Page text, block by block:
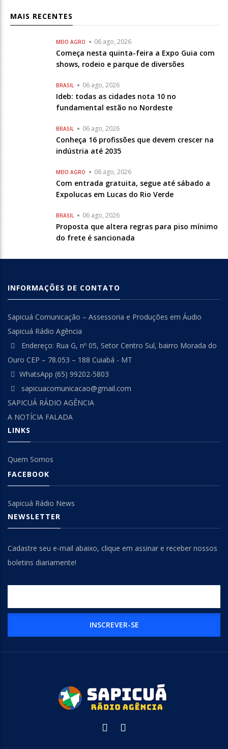
MAIS RECENTES
MEIO AGRO 06 ago, 2026
Começa nesta quinta-feira a Expo Guia com
shows, rodeio e parque de diversões
BRASIL 06 ago, 2026
Ideb: todas as cidades nota 10 no
fundamental estão no Nordeste
BRASIL 06 ago, 2026
Conheça 16 profissões que devem crescer na
indústria até 2035
MEIO AGRO 06 ago, 2026
Com entrada gratuita, segue até sábado a
Expolucas em Lucas do Rio Verde
BRASIL 06 ago, 2026
Proposta que altera regras para piso mínimo
do frete é sancionada
INFORMAÇÕES DE CONTATO
Sapicuá Comunicação – Assessoria e Produções em Áudio
Sapicuá Rádio Agência
Endereço: Rua G, nº 05, Setor Centro Sul, bairro Morada do
Ouro CEP – 78.053 – 188 Cuiabá - MT
WhatsApp (65) 99202-5803
sapicuacomunicacao@gmail.com
SAPICUÁ RÁDIO AGÊNCIA
A NOTÍCIA FALADA
LINKS
Quem Somos
FACEBOOK
Sapicuá Rádio News
NEWSLETTER
Cadastre seu e-mail abaixo, clique em assinar e receber nossos
boletins diariamente!